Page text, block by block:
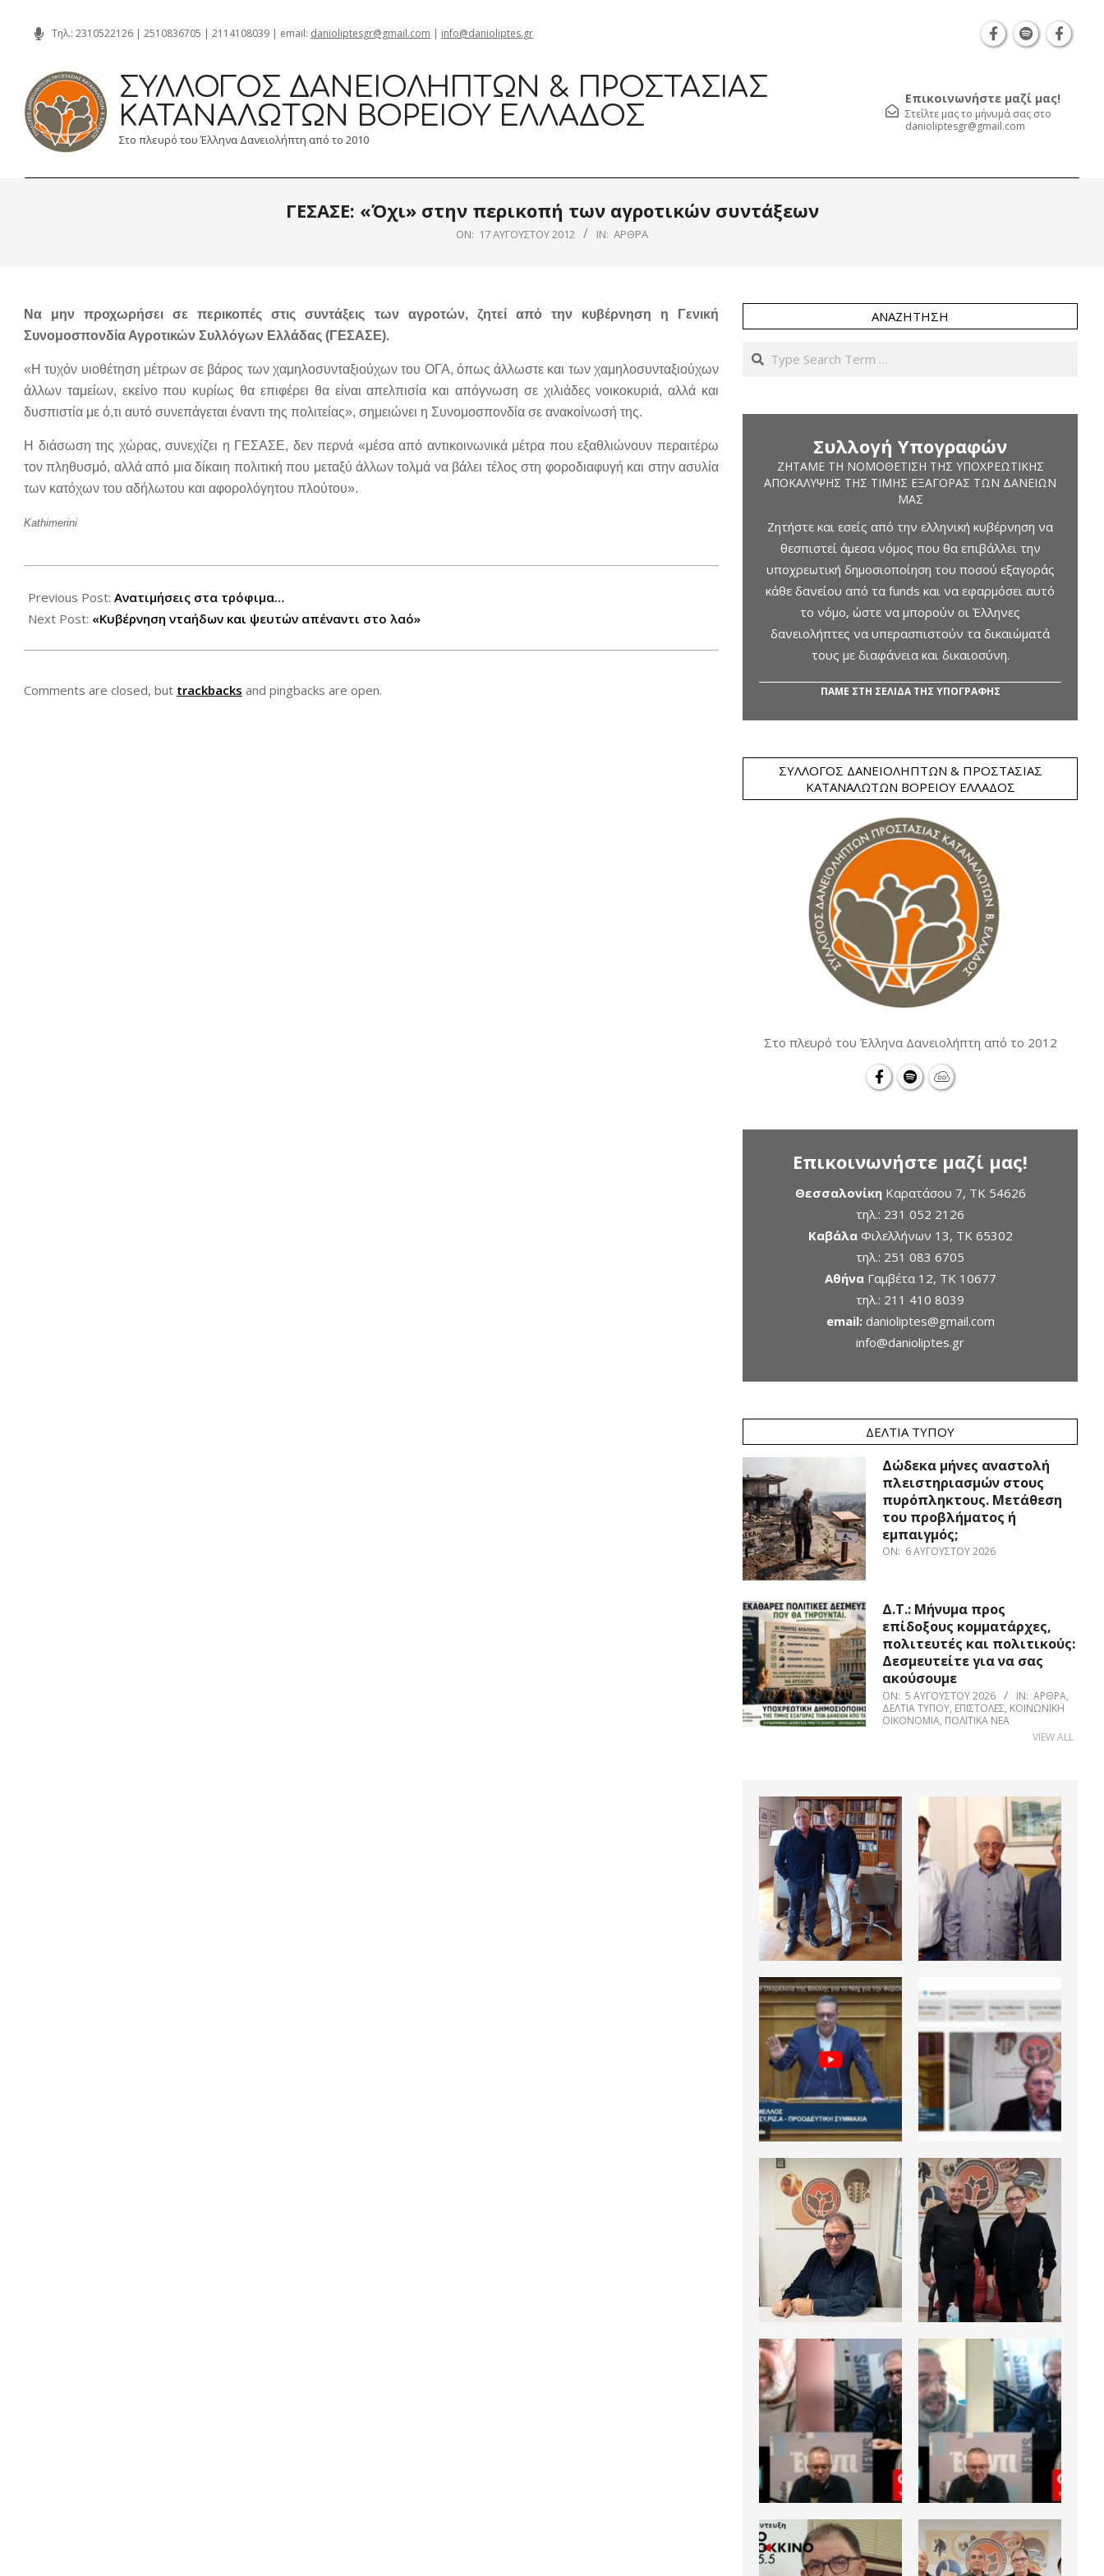
content
Τηλ.: 2310522126 | 2510836705 | 2114108039 | email: danioliptesgr@gmail.com | info@danioliptes.gr
ΣΎΛΛΟΓΟΣ ΔΑΝΕΙΟΛΗΠΤΏΝ & ΠΡΟΣΤΑΣΊΑΣ
ΚΑΤΑΝΑΛΩΤΏΝ ΒΟΡΕΊΟΥ ΕΛΛΆΔΟΣ
Στο πλευρό του Έλληνα Δανειολήπτη από το 2010
Επικοινωνήστε μαζί μας!
Στείλτε μας το μήνυμά σας στο
danioliptesgr@gmail.com
ΓΕΣΑΣΕ: «Όχι» στην περικοπή των αγροτικών συντάξεων
ON: 17 ΑΥΓΟΎΣΤΟΥ 2012 IN: ΆΡΘΡΑ
Να μην προχωρήσει σε περικοπές στις συντάξεις των αγροτών, ζητεί από την κυβέρνηση η Γενική
Συνομοσπονδία Αγροτικών Συλλόγων Ελλάδας (ΓΕΣΑΣΕ).
«Η τυχόν υιοθέτηση μέτρων σε βάρος των χαμηλοσυνταξιούχων του ΟΓΑ, όπως άλλωστε και των χαμηλοσυνταξιούχων
άλλων ταμείων, εκείνο που κυρίως θα επιφέρει θα είναι απελπισία και απόγνωση σε χιλιάδες νοικοκυριά, αλλά και
δυσπιστία με ό,τι αυτό συνεπάγεται έναντι της πολιτείας», σημειώνει η Συνομοσπονδία σε ανακοίνωσή της.
Η διάσωση της χώρας, συνεχίζει η ΓΕΣΑΣΕ, δεν περνά «μέσα από αντικοινωνικά μέτρα που εξαθλιώνουν περαιτέρω
τον πληθυσμό, αλλά από μια δίκαιη πολιτική που μεταξύ άλλων τολμά να βάλει τέλος στη φοροδιαφυγή και στην ασυλία
των κατόχων του αδήλωτου και αφορολόγητου πλούτου».
Kathimerini
08-
17
Previous Post: Ανατιμήσεις στα τρόφιμα…
Next Post: «Κυβέρνηση νταήδων και ψευτών απέναντι στο λαό»
Comments are closed, but trackbacks and pingbacks are open.
ΑΝΑΖΉΤΗΣΗ
Search
Συλλογή Υπογραφών
ΖΗΤΆΜΕ ΤΗ ΝΟΜΟΘΈΤΙΣΗ ΤΗΣ ΥΠΟΧΡΕΩΤΙΚΉΣ
ΑΠΟΚΆΛΥΨΗΣ ΤΗΣ ΤΙΜΉΣ ΕΞΑΓΟΡΆΣ ΤΩΝ ΔΑΝΕΊΩΝ
ΜΑΣ
Ζητήστε και εσείς από την ελληνική κυβέρνηση να
θεσπιστεί άμεσα νόμος που θα επιβάλλει την
υποχρεωτική δημοσιοποίηση του ποσού εξαγοράς
κάθε δανείου από τα funds και να εφαρμόσει αυτό
το νόμο, ώστε να μπορούν οι Έλληνες
δανειολήπτες να υπερασπιστούν τα δικαιώματά
τους με διαφάνεια και δικαιοσύνη.
ΠΑΜΕ ΣΤΗ ΣΕΛΙΔΑ ΤΗΣ ΥΠΟΓΡΑΦΗΣ
ΣΎΛΛΟΓΟΣ ΔΑΝΕΙΟΛΗΠΤΏΝ & ΠΡΟΣΤΑΣΊΑΣ
ΚΑΤΑΝΑΛΩΤΏΝ ΒΟΡΕΊΟΥ ΕΛΛΆΔΟΣ
Στο πλευρό του Έλληνα Δανειολήπτη από το 2012
Επικοινωνήστε μαζί μας!
ΘεσσαλονίκηΚαρατάσου 7, TK 54626
τηλ.: 231 052 2126
ΚαβάλαΦιλελλήνων 13, ΤΚ 65302
τηλ.: 251 083 6705
ΑθήναΓαμβέτα 12, ΤΚ 10677
τηλ.: 211 410 8039
email: danioliptes@gmail.com
info@danioliptes.gr
ΔΕΛΤΊΑ ΤΎΠΟΥ
Δώδεκα μήνες αναστολή
πλειστηριασμών στους
πυρόπληκτους. Μετάθεση
του προβλήματος ή
εμπαιγμός;
ON: 6 ΑΥΓΟΎΣΤΟΥ 2026
Δ.Τ.: Μήνυμα προς
επίδοξους κομματάρχες,
πολιτευτές και πολιτικούς:
Δεσμευτείτε για να σας
ακούσουμε
ON: 5 ΑΥΓΟΎΣΤΟΥ 2026 IN: ΆΡΘΡΑ,
ΔΕΛΤΊΑ ΤΎΠΟΥ, ΕΠΙΣΤΟΛΈΣ, ΚΟΙΝΩΝΙΚΉ
ΟΙΚΟΝΟΜΊΑ, ΠΟΛΙΤΙΚΆ ΝΈΑ
VIEW ALL